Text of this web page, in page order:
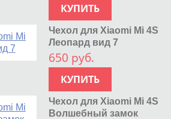
КУПИТЬ
Чехол для Xiaomi Mi 4S
Леопард вид 7
650 руб.
КУПИТЬ
Чехол для Xiaomi Mi 4S
Волшебный замок